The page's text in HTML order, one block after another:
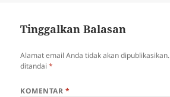
Tinggalkan Balasan
Alamat email Anda tidak akan dipublikasikan.
ditandai*
KOMENTAR *